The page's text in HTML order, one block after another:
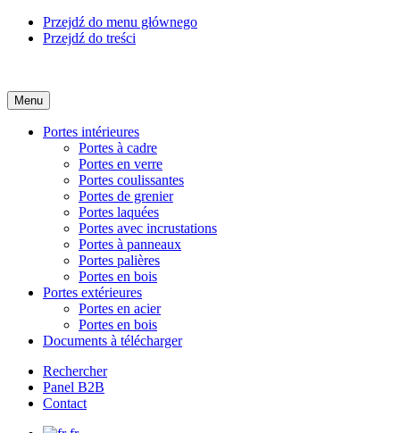
Przejdź do menu głównego
Przejdź do treści
Menu
Portes intérieures
Portes à cadre
Portes en verre
Portes coulissantes
Portes de grenier
Portes laquées
Portes avec incrustations
Portes à panneaux
Portes palières
Portes en bois
Portes extérieures
Portes en acier
Portes en bois
Documents à télécharger
Rechercher
Panel B2B
Contact